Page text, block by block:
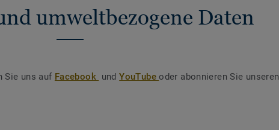
umweltbezogene Daten
Sie uns auf Facebook undYouTubeoder abonnieren Sie unseren